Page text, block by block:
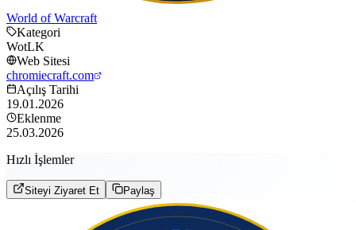
World of Warcraft
Kategori
WotLK
Web Sitesi
chromiecraft.com
Açılış Tarihi
19.01.2026
Eklenme
25.03.2026
Hızlı İşlemler
Siteyi Ziyaret Et Paylaş